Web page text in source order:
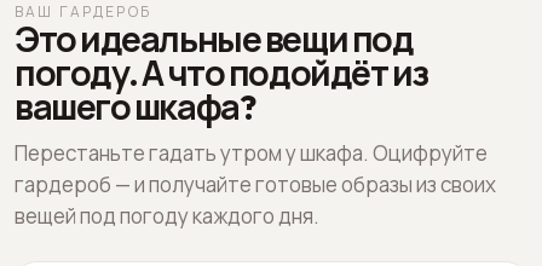
ВАШ ГАРДЕРОБ
Это идеальные вещи под
погоду. А что подойдёт из
вашего шкафа?
Перестаньте гадать утром у шкафа. Оцифруйте
гардероб — и получайте готовые образы из своих
вещей под погоду каждого дня.